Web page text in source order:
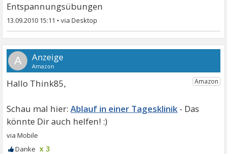
Entspannungsübungen
13.09.2010 15:11 •
A
Hallo Think85,
Ablauf in einer Tagesklinik
x 3